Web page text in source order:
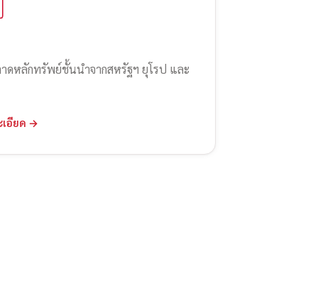
ดหลักทรัพย์ชั้นนำจากสหรัฐฯ ยุโรป และ
เอียด →